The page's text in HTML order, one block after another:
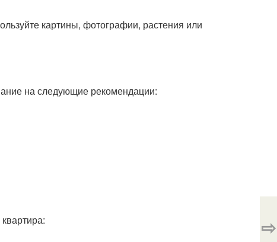
картины, фотографии, растения или
на следующие рекомендации:
⇨